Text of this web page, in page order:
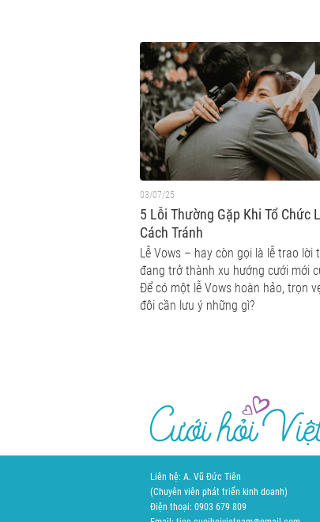
03/07/25
5 Lỗi Thường Gặp Khi Tổ Chức
Cách Tránh
Lễ Vows – hay còn gọi là lễ trao lời
đang trở thành xu hướng cưới mới
Để có một lễ Vows hoàn hảo, trọn
đôi cần lưu ý những gì?
Liên hệ: A. Vũ Đức Tiên
(Chuyên viên phát triển kinh doanh)
Điện thoại: 0903 679 809